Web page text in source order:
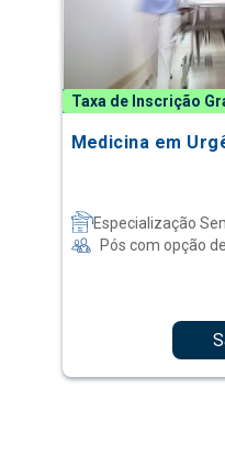
Taxa de Inscrição
Medicina em
Especialização
Pós com opção